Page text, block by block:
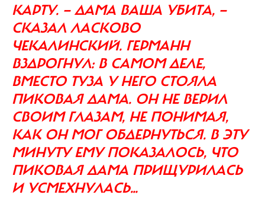
КАРТУ. — ДАМА ВАША УБИТА, —
СКАЗАЛ ЛАСКОВО
ЧЕКАЛИНСКИЙ. ГЕРМАНН
ВЗДРОГНУЛ: В САМОМ ДЕЛЕ,
ВМЕСТО ТУЗА У НЕГО СТОЯЛА
ПИКОВАЯ ДАМА. ОН НЕ ВЕРИЛ
СВОИМ ГЛАЗАМ, НЕ ПОНИМАЯ,
КАК ОН МОГ ОБДЕРНУТЬСЯ. В ЭТУ
МИНУТУ ЕМУ ПОКАЗАЛОСЬ, ЧТО
ПИКОВАЯ ДАМА ПРИЩУРИЛАСЬ
И УСМЕХНУЛАСЬ…